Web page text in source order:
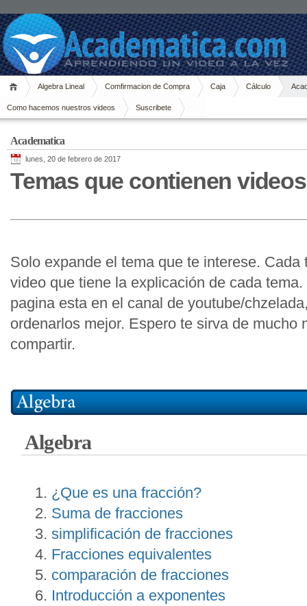
Algebra Lineal Comfirmacion de Compra Caja Cálculo
Como hacemos nuestros videos Suscribete
Academatica
lunes, 20 de febrero de 2017
Temas que contienen
Solo expande el tema que te interese.
video que tiene la explicación de cada
pagina esta en el canal de youtube/
ordenarlos mejor. Espero te sirva de mucho
compartir.
Algebra
¿Que es una fracción?
Suma de fracciones
simplificación de fracciones
Fracciones equivalentes
comparación de fracciones
Introducción a exponentes